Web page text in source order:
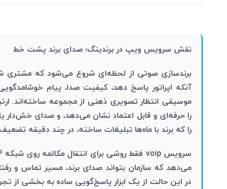
نقش سرویس ویپ در برندینگ؛ صدای برند پشت خط
برندسازی صوتی از لحظه‌ای شروع می‌شود که مشتری
آنکه اپراتور پاسخ دهد، کیفیت صدا، پیام
موسیقی انتظار تصویری ذهنی از مجموعه ساخته‌اند.
را حرفه‌ای و قابل اعتماد نشان می‌دهد، و صدای خش‌دار
را که برند با ماه‌ها تبلیغات ساخته، در چند دقیقه
می‌دهد که سازمان بتواند صدای برند، مسیر تماس و
در این حالت از یک ابزار پاسخ‌گویی ساده به بخشی از